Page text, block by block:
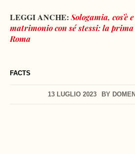
FACTS
13 LUGLIO 2023 BY
LEGGI ANCHE: Sologamia, cos’è
matrimonio con sé stessi: la
Roma